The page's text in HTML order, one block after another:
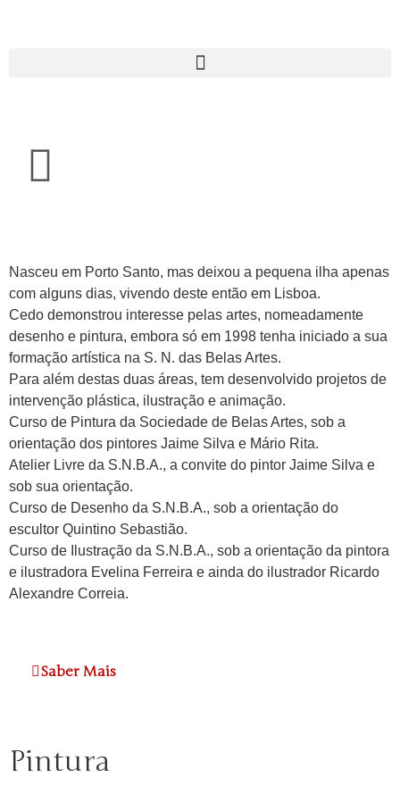
Nasceu em Porto Santo, mas deixou a pequena ilha apenas
com alguns dias, vivendo deste então em Lisboa.
Cedo demonstrou interesse pelas artes, nomeadamente
desenho e pintura, embora só em 1998 tenha iniciado a sua
formação artística na S. N. das Belas Artes.
Para além destas duas áreas, tem desenvolvido projetos de
intervenção plástica, ilustração e animação.
Curso de Pintura da Sociedade de Belas Artes, sob a
orientação dos pintores Jaime Silva e Mário Rita.
Atelier Livre da S.N.B.A., a convite do pintor Jaime Silva e
sob sua orientação.
Curso de Desenho da S.N.B.A., sob a orientação do
escultor Quintino Sebastião.
Curso de Ilustração da S.N.B.A., sob a orientação da pintora
e ilustradora Evelina Ferreira e ainda do ilustrador Ricardo
Alexandre Correia.
Saber Mais
Pintura